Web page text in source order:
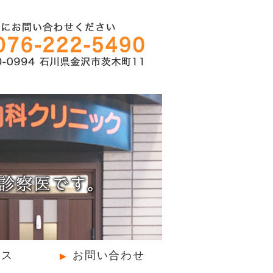
科・在宅医療・訪問診察医｜
お問い合わせ